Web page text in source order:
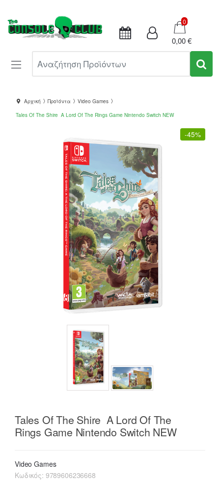
Καλάθι
0
0,00 €
Αρχική Προϊόντα
Video Games
Tales Of The Shire A Lord Of The Rings Game Nintendo Switch NEW
-45%
Tales Of The Shire A Lord Of The
Rings Game Nintendo Switch NEW
Video Games
Κωδικός: 9789606236668